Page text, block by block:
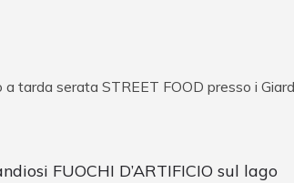
tarda serata STREET FOOD presso i
FUOCHI D’ARTIFICIO sul lago